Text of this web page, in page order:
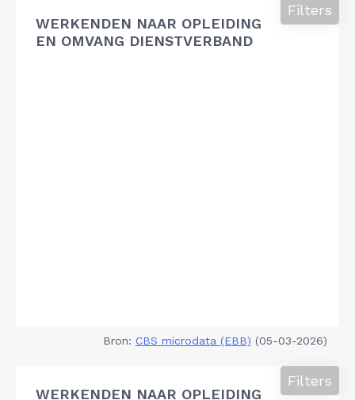
WERKENDEN NAAR OPLEIDING
EN OMVANG DIENSTVERBAND
Filters
Bron: CBS microdata (EBB) (05-03-2026)
WERKENDEN NAAR OPLEIDING
Filters